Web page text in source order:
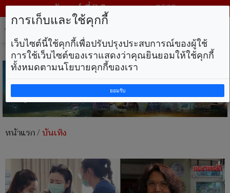
วันศุกร์ ที่ 7 สิงหาคม พ.ศ. 2569
หน้าแรก/บันเทิง
การเก็บและใช้คุกกี้
เว็บไซต์นี้ใช้คุกกี้เพื่อปรับปรุงประสบการณ์ของผู้ใช้
การใช้เว็บไซต์ของเราแสดงว่าคุณยินยอมให้ใช้คุกกี้
ทั้งหมดตามนโยบายคุกกี้ของเรา
ยอมรับ